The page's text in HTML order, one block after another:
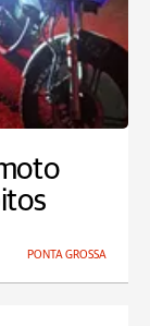
PONTA GROSSA